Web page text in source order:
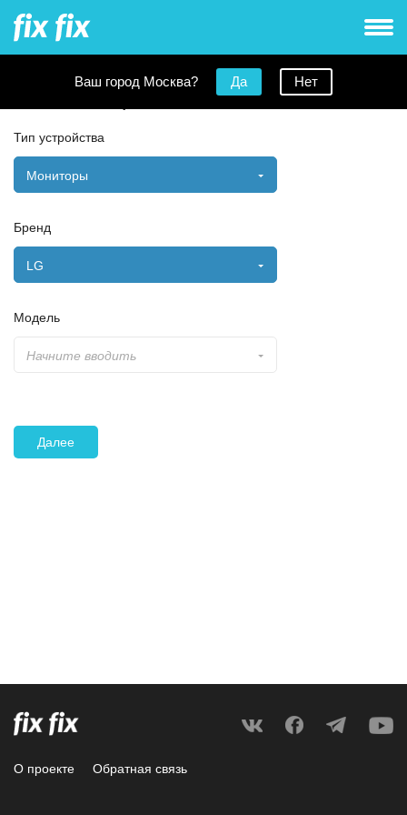
Ваш город Москва? Да Нет
Тип устройства
Мониторы
Бренд
LG
Модель
Начните вводить
Далее
О проекте Обратная связь